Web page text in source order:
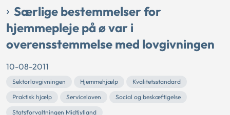
Særlige bestemmelser for
hjemmepleje på ø var i
overensstemmelse med lovgivningen
10-08-2011
Sektorlovgivningen Hjemmehjælp
Kvalitetsstandard
Praktisk hjælp
Serviceloven
Social og beskæftigelse
Statsforvaltningen Midtjylland